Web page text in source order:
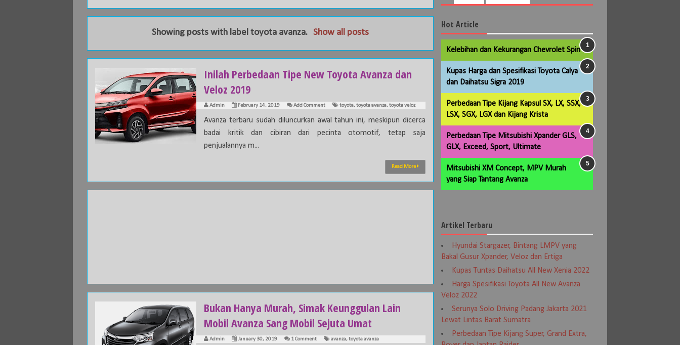
Showing posts with label toyota avanza. Show all posts
Inilah Perbedaan Tipe New Toyota Avanza dan
Veloz 2019
Admin February 14, 2019 Add Comment toyota,toyota avanza,toyota veloz
Avanza terbaru sudah diluncurkan awal tahun ini, meskipun dicerca
badai kritik dan cibiran dari pecinta otomotif, tetap saja
penjualannya m...
Read More
Bukan Hanya Murah, Simak Keunggulan Lain
Mobil Avanza Sang Mobil Sejuta Umat
Admin January 30, 2019 1 Comment avanza,toyota avanza
Hot Article
Kelebihan dan Kekurangan Chevrolet Spin
Kupas Harga dan Spesifikasi Toyota Calya
dan Daihatsu Sigra 2019
Perbedaan Tipe Kijang Kapsul SX, LX, SSX,
LSX, SGX, LGX dan Kijang Krista
Perbedaan Tipe Mitsubishi Xpander GLS,
GLX, Exceed, Sport, Ultimate
Mitsubishi XM Concept, MPV Murah
yang Siap Tantang Avanza
Artikel Terbaru
Hyundai Stargazer, Bintang LMPV yang
Bakal Gusur Xpander, Veloz dan Ertiga
Kupas Tuntas Daihatsu All New Xenia 2022
Harga Spesifikasi Toyota All New Avanza
Veloz 2022
Serunya Solo Driving Padang Jakarta 2021
Lewat Lintas Barat Sumatra
Perbedaan Tipe Kijang Super, Grand Extra,